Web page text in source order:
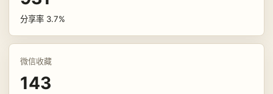
分享率 3.7%
微信收藏
143